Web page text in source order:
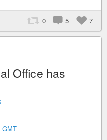
0 5 7
Office has
GMT